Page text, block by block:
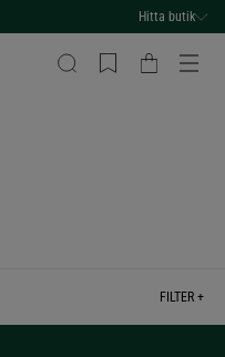
Hitta butik
FILTER +